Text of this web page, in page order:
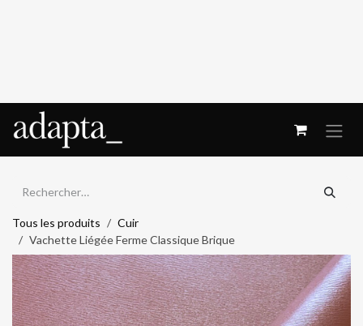
Tous les produits
Cuir
Vachette Liégée Ferme Classique Brique